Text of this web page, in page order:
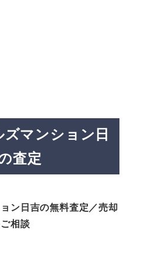
マンション日
査定
ン日吉の無料査定／売却
相談